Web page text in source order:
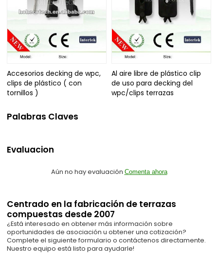
Accesorios decking de wpc,
clips de plástico ( con
tornillos )
Al aire libre de plástico clip
de uso para decking del
wpc/clips terrazas
Palabras Claves
Evaluacion
Aún no hay evaluación Comenta ahora
Centrado en la fabricación de terrazas
compuestas desde 2007
¿Está interesado en obtener más información sobre
oportunidades de asociación u obtener una cotización?
Complete el siguiente formulario o contáctenos directamente.
Nuestro equipo está listo para ayudarle!